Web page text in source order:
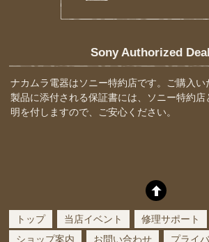
Sony Authorized
ナカムラ電器はソニー特約店です。ご購入い
製品に添付される保証書には、ソニー特約店
明を付しますので、ご安心ください。
トップ 当店イベント 修理サポート
ショップ案内
お問い合わせ プライ